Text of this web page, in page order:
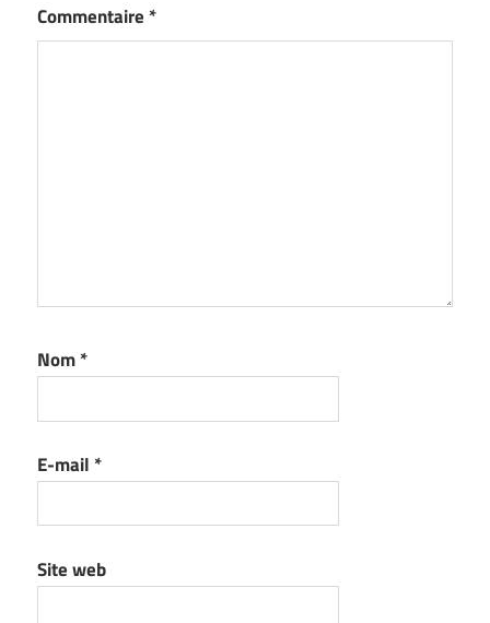
Commentaire *
Nom*
E-mail *
Site web